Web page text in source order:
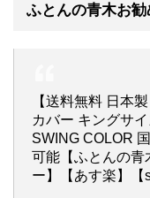
ふとんの青木お
【送料無料 日本
カバー キングサ
SWING COLOR
可能【ふとんの青
ー】【あす楽】【